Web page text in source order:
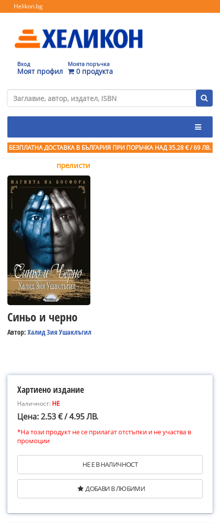
Helikon.bg
Вход
Моят профил
Моята поръчка
0 продукта
БЕЗПЛАТНА ДОСТАВКА В БЪЛГАРИЯ ПРИ ПОРЪЧКА НАД 35.28 € / 69 ЛВ.
прелисти
Синьо и черно
Автор: Халид Зия Ушаклъгил
Хартиено издание
Наличност: НЕ
Цена: 2.53 € / 4.95 ЛВ.
*На този продукт не се прилагат отстъпки и не участва в
промоции
НЕ Е В НАЛИЧНОСТ
ДОБАВИ В ЛЮБИМИ